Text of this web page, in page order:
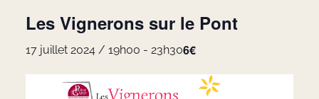
Les Vignerons sur le Pont
17 juillet 2024 / 19h00 - 23h306€